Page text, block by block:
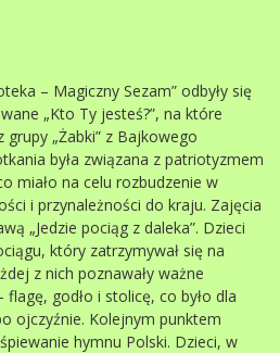
– Magiczny Sezam” odbyły się
„Kto Ty jesteś?”, na które
„Żabki” z Bajkowego
była związana z patriotyzmem
miało na celu rozbudzenie w
i przynależności do kraju. Zajęcia
„Jedzie pociąg z daleka”. Dzieci
który zatrzymywał się na
z nich poznawały ważne
godło i stolicę, co było dla
ojczyźnie. Kolejnym punktem
hymnu Polski. Dzieci, w